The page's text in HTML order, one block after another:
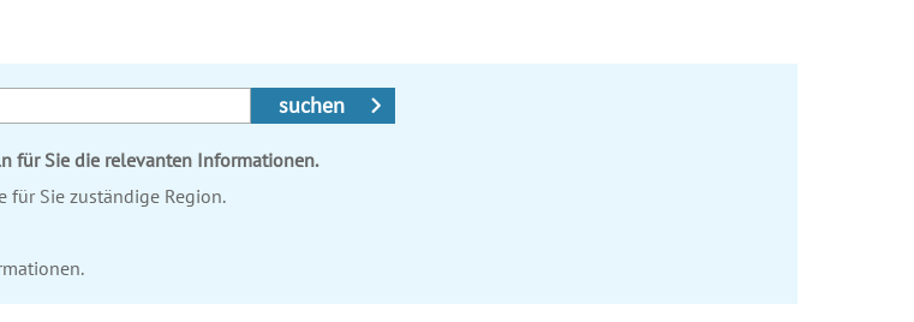
suchen
für Sie die relevanten Informationen.
für Sie zuständige Region.